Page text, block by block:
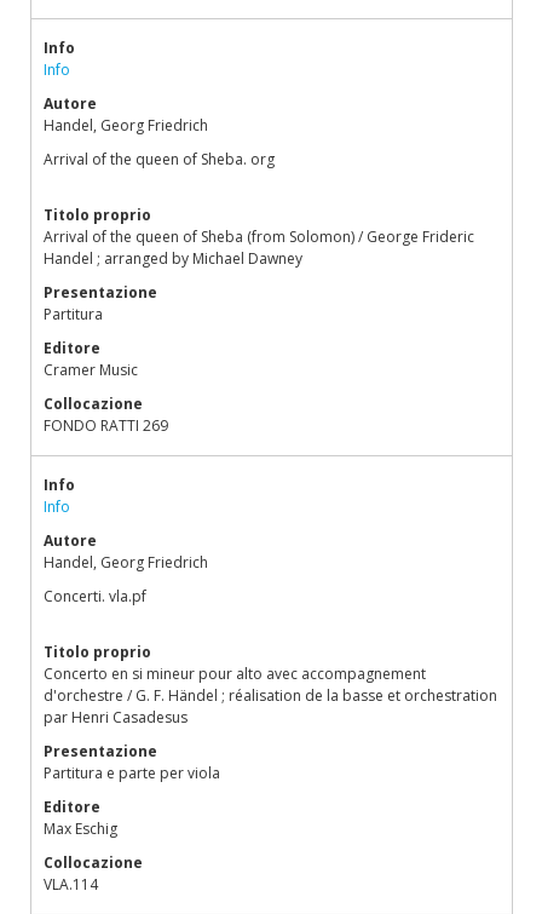
Info
Info
Autore
Handel, Georg Friedrich
Arrival of the queen of Sheba. org
Titolo proprio
Arrival of the queen of Sheba (from Solomon) / George Frideric
Handel ; arranged by Michael Dawney
Presentazione
Partitura
Editore
Cramer Music
Collocazione
FONDO RATTI 269
Info
Info
Autore
Handel, Georg Friedrich
Concerti. vla.pf
Titolo proprio
Concerto en si mineur pour alto avec accompagnement
d'orchestre / G. F. Händel ; réalisation de la basse et orchestration
par Henri Casadesus
Presentazione
Partitura e parte per viola
Editore
Max Eschig
Collocazione
VLA.114